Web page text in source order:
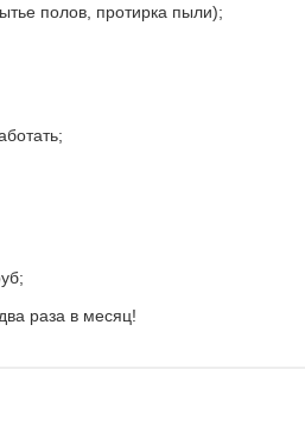
полов, протирка пыли);
раза в месяц!